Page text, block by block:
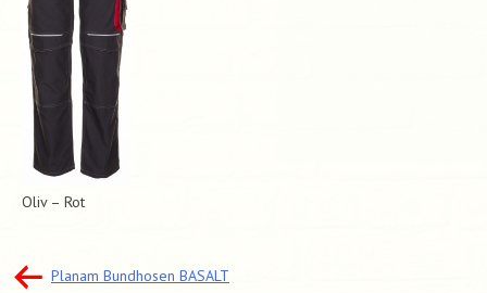
Oliv – Rot
Beitragsnavigation
Planam Bundhosen BASALT